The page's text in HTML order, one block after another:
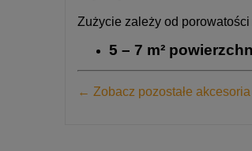
Zużycie zależy od
5 – 7 m²
← Zobacz pozostałe